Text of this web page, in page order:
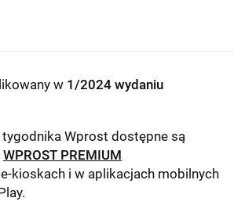
w 1/2024 wydaniu
Wprost dostępne są
WPROST PREMIUM
kioskach i w aplikacjach mobilnych
.